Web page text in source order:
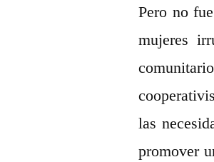
Pero no
mujeres
las
promover